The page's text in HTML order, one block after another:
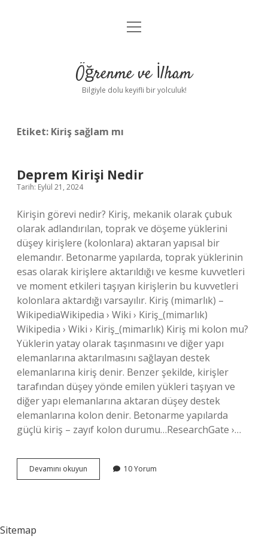
Anasayfa
Yasal Uyarı
menüyü
Öğrenme ve İlham
Bilgiyle dolu keyifli bir yolculuk!
Etiket: Kiriş sağlam mı
Deprem Kirişi Nedir
Tarih: Eylül 21, 2024
Kirişin görevi nedir? Kiriş, mekanik olarak çubuk
olarak adlandırılan, toprak ve döşeme yüklerini
düşey kirişlere (kolonlara) aktaran yapısal bir
elemandır. Betonarme yapılarda, toprak yüklerinin
esas olarak kirişlere aktarıldığı ve kesme kuvvetleri
ve moment etkileri taşıyan kirişlerin bu kuvvetleri
kolonlara aktardığı varsayılır. Kiriş (mimarlık) –
WikipediaWikipedia › Wiki › Kiriş_(mimarlık)
Wikipedia › Wiki › Kiriş_(mimarlık) Kiriş mi kolon mu?
Yüklerin yatay olarak taşınmasını ve diğer yapı
elemanlarına aktarılmasını sağlayan destek
elemanlarına kiriş denir. Benzer şekilde, kirişler
tarafından düşey yönde emilen yükleri taşıyan ve
diğer yapı elemanlarına aktaran düşey destek
elemanlarına kolon denir. Betonarme yapılarda
güçlü kiriş – zayıf kolon durumu…ResearchGate ›…
Devamını okuyun Deprem
Kirişi
10 Yorum
Sitemap